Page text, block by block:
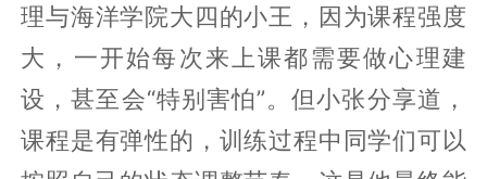
理与海洋学院大四的小王，因为课程强度
大，一开始每次来上课都需要做心理建
设，甚至会“特别害怕”。但小张分享道，
课程是有弹性的，训练过程中同学们可以